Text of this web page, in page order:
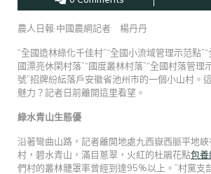
農人日報·中國農網記者 楊丹丹
“全國造林綠化千佳村”“全國小流域管理示范點
國漂亮休閑村落”“國度叢林村落”“全國村落管理
號”招牌紛紜落戶安徽省池州市的一個小山村。
魅力？記者日前離開這里看望。
綠水青山生態優
沿著彎曲山路，記者離開地處九西嶽西脈平地
村，碧水青山，滿目蔥翠，火紅的杜鵑花點包養
們村的叢林籠罩率曾經到達95%以上。”村黨支